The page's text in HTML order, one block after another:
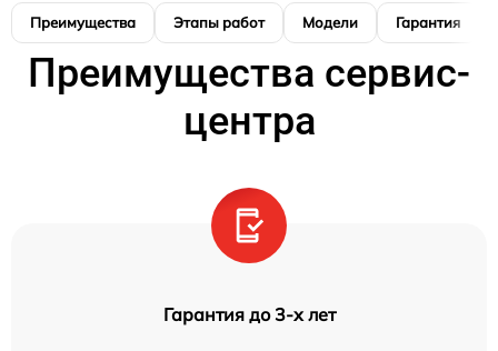
Преимущества Этапы работ Модели Гарантия
Преимущества сервис-
центра
Гарантия до 3-х лет